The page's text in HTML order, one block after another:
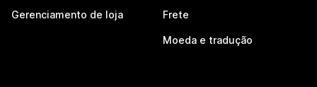
Gerenciamento de loja Frete
Moeda e tradução